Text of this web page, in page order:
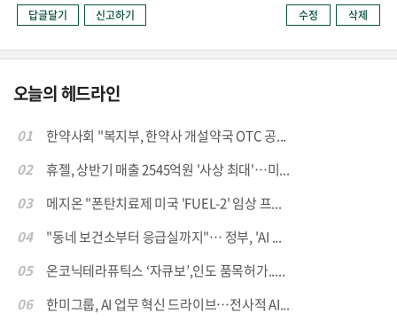
답글달기 신고하기 수정 삭제
오늘의 헤드라인
01
한약사회 "복지부, 한약사 개설약국 OTC 공...
02
휴젤, 상반기 매출 2545억원 '사상 최대'…미...
03
메지온 "폰탄치료제 미국 'FUEL-2' 임상 프...
04
"동네 보건소부터 응급실까지"… 정부, 'AI ...
05
온코닉테라퓨틱스 ‘자큐보’,인도 품목허가.....
06
한미그룹, AI 업무 혁신 드라이브…전사적 AI...